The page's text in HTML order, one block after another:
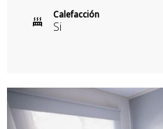
Calefacción
Si